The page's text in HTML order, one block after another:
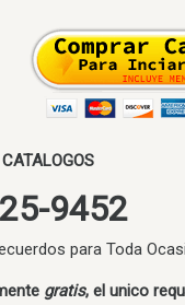
9452
para Toda
gratis, el unico